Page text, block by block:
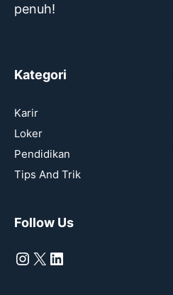
penuh!
Kategori
Karir
Loker
Pendidikan
Tips And Trik
Follow Us
Instagram
X LinkedIn